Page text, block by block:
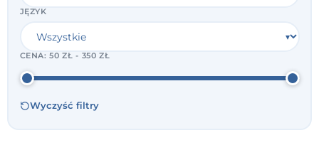
JĘZYK
CENA:50 ZŁ - 350 ZŁ
Wyczyść filtry